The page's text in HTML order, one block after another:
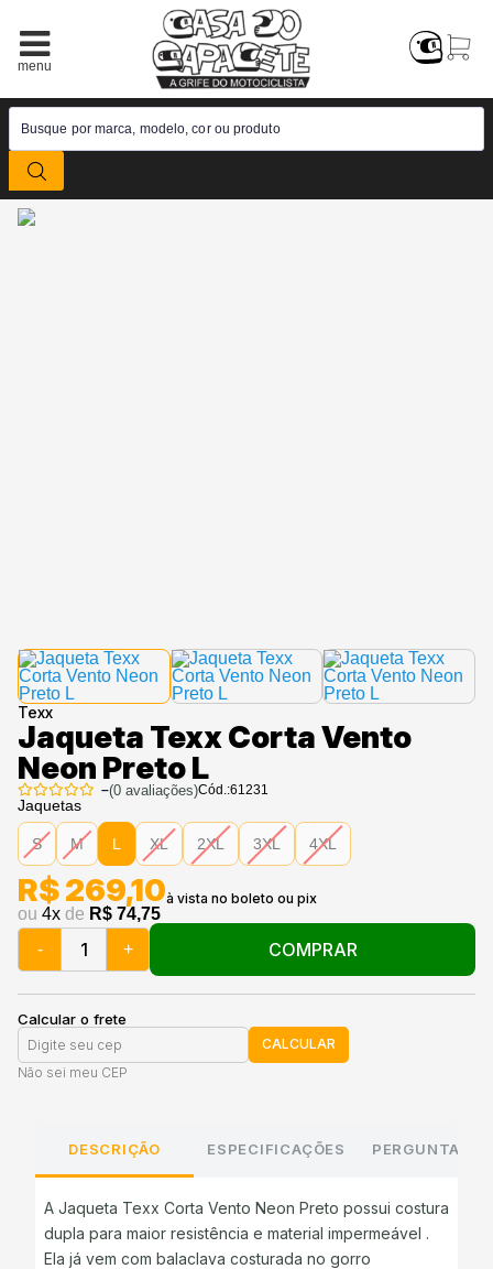
Texx
Jaqueta Texx Corta Vento
Neon Preto L
–(0avaliações)Cód.:61231
Jaquetas
S M L XL 2XL 3XL 4XL
ou 4x de R$ 74,75
R$ 269,10
- + COMPRAR
Calcular o frete
CALCULAR
Não sei meu CEP
DESCRIÇÃO ESPECIFICAÇÕES PERGUNTAS E
A Jaqueta Texx Corta Vento Neon Preto possui costura
dupla para maior resistência e material impermeável .
Ela já vem com balaclava costurada no gorro